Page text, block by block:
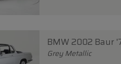
BMW 2002 Baur
Grey Metallic